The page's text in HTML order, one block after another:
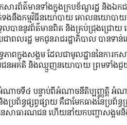
ារព័ត៌មានទាំងក្នុងក្របខ័ណ្ឌរដ្ឋ និងឯក
នទាក់ទងនឹងកម្មវិធីនយោបាយ គោលនយោប
ទទួលបាននូវព័ត៌មានពិត និងគ្រប់ជ្រុងជ្រ
លរដ្ឋ មកជូនរាជរដ្ឋាភិបាល បានទាន់
ាពក្នុងសង្គម ដែលជាមូលដ្ឋាននៃការក
យជនអគតិ និងឈ្មួញនយោបាយ ព្រមទាំងជួ
អំណាចទី៤ បន្ទាប់ពីអំណាចនីតិប្បញ្ញត្តិ អំណ
ព័ន្ធផ្សព្វផ្សាយ គឺជាមែកធាងនៃប្រព័ន្ធ
នសាធារណជន ហើយនាំយកបញ្ហាសង្គមនិ